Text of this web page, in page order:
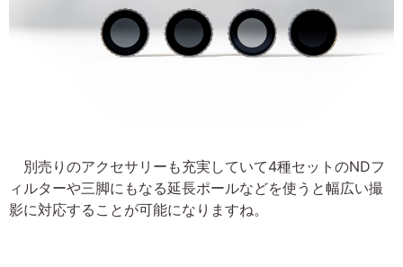
別売りのアクセサリーも充実していて4種セットのNDフ
ィルターや三脚にもなる延長ポールなどを使うと幅広い撮
影に対応することが可能になりますね。